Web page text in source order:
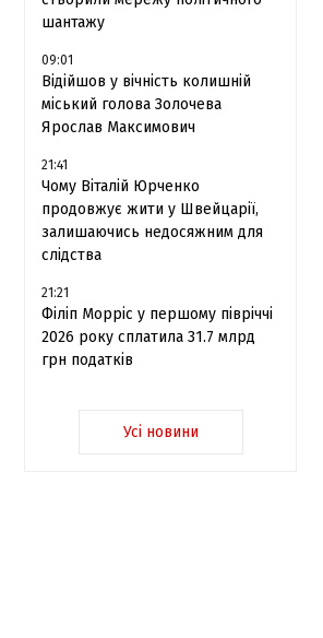
шантажу
09:01
Відійшов у вічність колишній
міський голова Золочева
Ярослав Максимович
21:41
Чому Віталій Юрченко
продовжує жити у Швейцарії,
залишаючись недосяжним для
слідства
21:21
Філіп Морріс у першому півріччі
2026 року сплатила 31.7 млрд
грн податків
Усі новини